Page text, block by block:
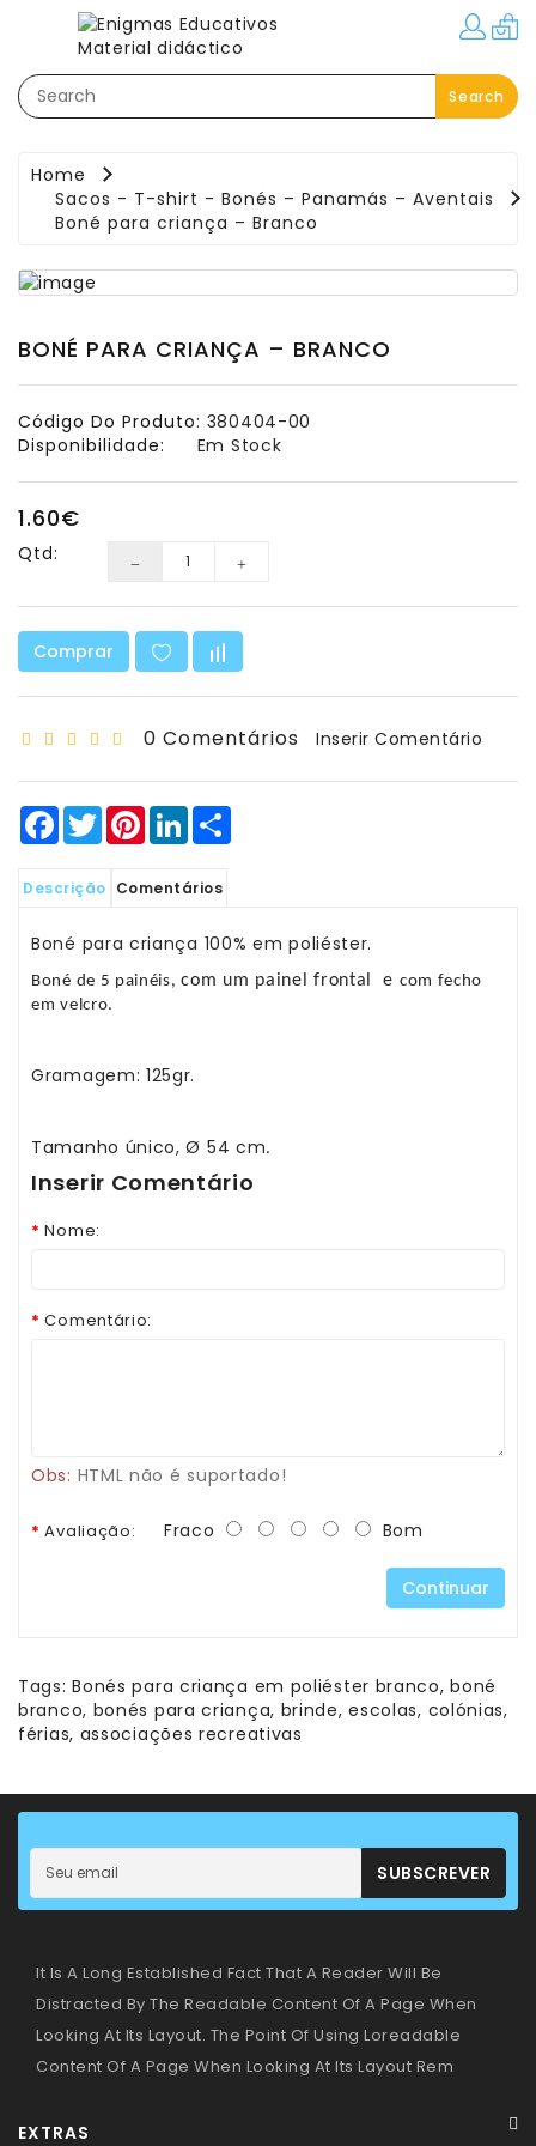
Search
Categorias
Festas–
Material
Educativo
Áreas
Interior
-
Exterior
Matemática
Ciência
E
Robótica
Escolar
Manualidades
Equipamento
Sala
Sacos
T-
Shirt
–
Aventais
-
Primeiras
Descobertas
Home
Sacos - T-shirt - Bonés – Panamás – Aventais
Boné para criança – Branco
BONÉ PARA CRIANÇA – BRANCO
Código Do Produto: 380404-00
Disponibilidade:
Em Stock
1.60€
Qtd:
Comprar
0 Comentários Inserir Comentário
Facebook
TwitterPinterestLinkedIn
Descrição Comentários
Boné para criança 100% em poliéster.
Boné de 5 painéis,com um painel frontal e com fecho
em velcro.
Gramagem: 125gr.
Tamanho único, Ø 54 cm.
Inserir Comentário
Nome:
Comentário:
Obs: HTML não é suportado!
Avaliação: Fraco Bom
Continuar
Tags:Bonés para criança em poliéster branco,boné
branco, bonés para criança, brinde,escolas, colónias,
férias, associações recreativas
SUBSCREVER
It Is A Long Established Fact That A Reader Will Be
Distracted By The Readable Content Of A Page When
Looking At Its Layout. The Point Of Using Loreadable
Content Of A Page When Looking At Its Layout Rem
EXTRAS